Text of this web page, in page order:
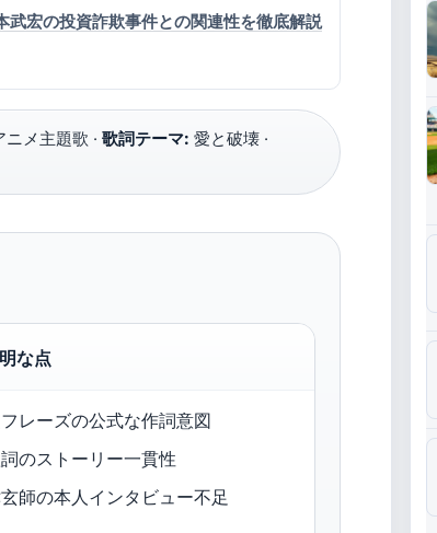
宏の投資詐欺事件との関連性を徹底解説
ニメ主題歌 · 歌詞テーマ: 愛と破壊 ·
な点
レーズの公式な作詞意図
のストーリー一貫性
師の本人インタビュー不足